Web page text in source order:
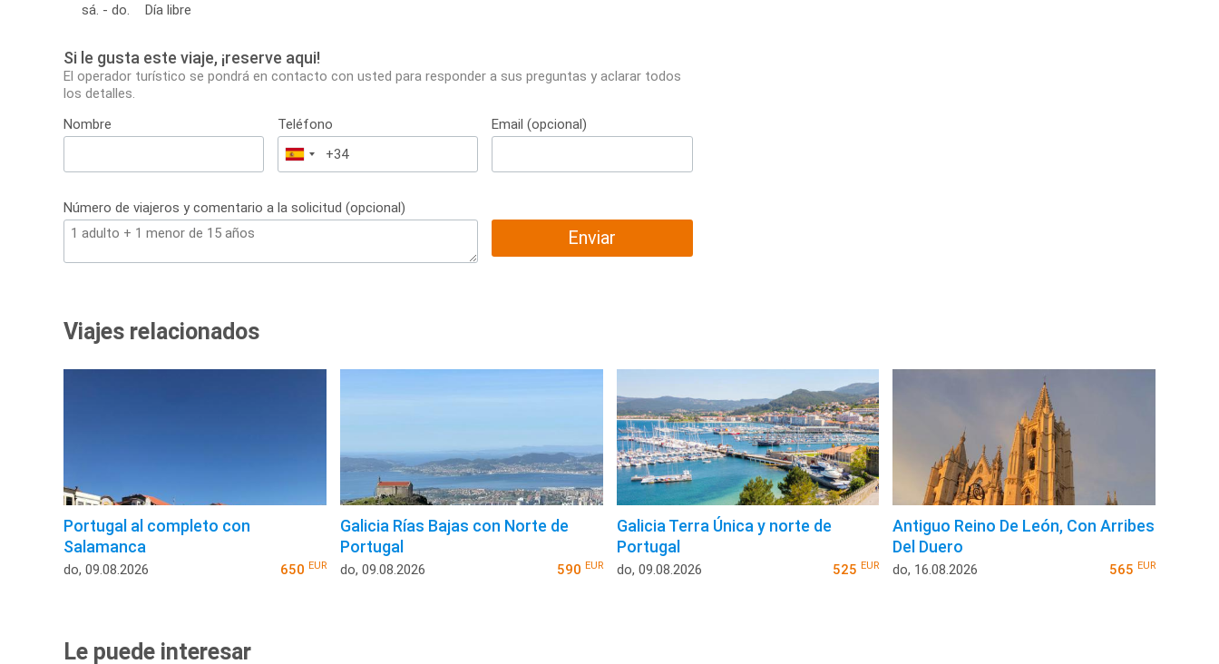
sá. - do.
Día libre
Si le gusta este viaje, ¡reserve aqui!
El operador turístico se pondrá en contacto con usted para responder a sus preguntas y aclarar todos
los detalles.
Nombre
Teléfono
España
+34
Email (opcional)
Número de viajeros y comentario a la solicitud (opcional)
Enviar
Viajes relacionados
Portugal al completo con
Salamanca
do, 09.08.2026 650 EUR
Galicia Rías Bajas con Norte de
Portugal
do, 09.08.2026 590 EUR
Galicia Terra Única y norte de
Portugal
do, 09.08.2026 525EUR
Antiguo Reino De León, Con Arribes
Del Duero
do, 16.08.2026 565 EUR
Le puede interesar